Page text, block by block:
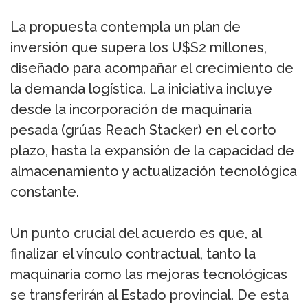
La propuesta contempla un plan de
inversión que supera los U$S2 millones,
diseñado para acompañar el crecimiento de
la demanda logística. La iniciativa incluye
desde la incorporación de maquinaria
pesada (grúas Reach Stacker) en el corto
plazo, hasta la expansión de la capacidad de
almacenamiento y actualización tecnológica
constante.
Un punto crucial del acuerdo es que, al
finalizar el vínculo contractual, tanto la
maquinaria como las mejoras tecnológicas
se transferirán al Estado provincial. De esta